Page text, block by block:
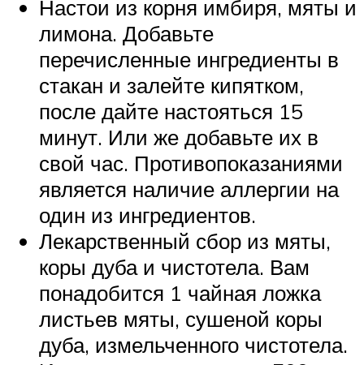
Настои из корня имбиря, мяты и
лимона. Добавьте
перечисленные ингредиенты в
стакан и залейте кипятком,
после дайте настояться 15
минут. Или же добавьте их в
свой час. Противопоказаниями
является наличие аллергии на
один из ингредиентов.
Лекарственный сбор из мяты,
коры дуба и чистотела. Вам
понадобится 1 чайная ложка
листьев мяты, сушеной коры
дуба, измельченного чистотела.